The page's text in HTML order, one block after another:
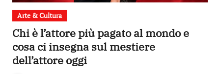
Arte & Cultura
Chi è l’attore più pagato al mondo e
cosa ci insegna sul mestiere
dell’attore oggi